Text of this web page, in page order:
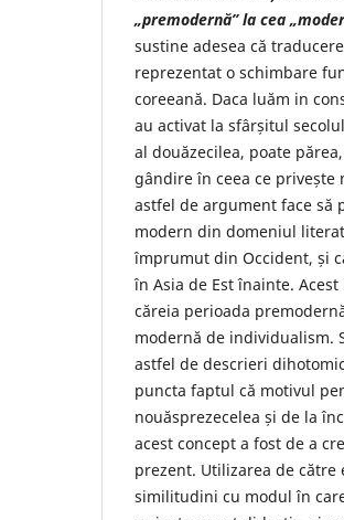
„premodernă” la cea
sustine adesea că
reprezentat o schimbare
coreeană. Daca luăm in
au activat la sfârșitul
al douăzecilea, poate
gândire în ceea ce
astfel de argument face să
modern din domeniul
împrumut din Occident, și
în Asia de Est înainte.
căreia perioada
modernă de individualism.
astfel de descrieri
puncta faptul că motivul
nouăsprezecelea și de la
acest concept a fost de a
prezent. Utilizarea de
similitudini cu modul în